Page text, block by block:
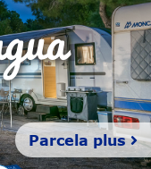
Parcela plus